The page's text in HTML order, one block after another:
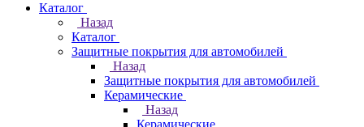
Каталог
Назад
Каталог
Защитные покрытия для автомобилей
Назад
Защитные покрытия для автомобилей
Керамические
Назад
Керамические